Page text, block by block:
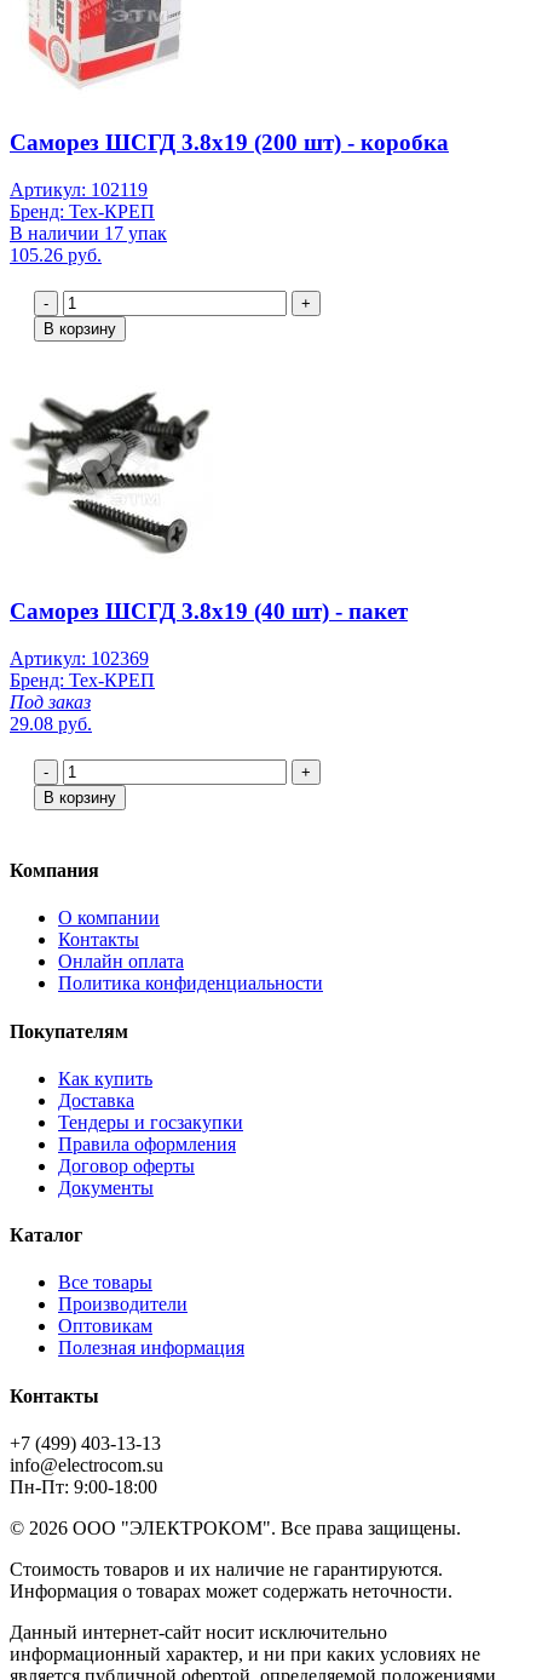
Саморез ШСГД 3.8х19 (200 шт) - коробка
Артикул: 102119
Бренд: Тех-КРЕП
В наличии 17 упак
105.26 руб.
-
+
В корзину
Саморез ШСГД 3.8х19 (40 шт) - пакет
Артикул: 102369
Бренд: Тех-КРЕП
Под заказ
29.08 руб.
-
+
В корзину
Компания
О компании
Контакты
Онлайн оплата
Политика конфиденциальности
Покупателям
Как купить
Доставка
Тендеры и госзакупки
Правила оформления
Договор оферты
Документы
Каталог
Все товары
Производители
Оптовикам
Полезная информация
Контакты
+7 (499) 403-13-13
info@electrocom.su
Пн-Пт: 9:00-18:00
© 2026 ООО "ЭЛЕКТРОКОМ". Все права защищены.
Стоимость товаров и их наличие не гарантируются.
Информация о товарах может содержать неточности.
Данный интернет-сайт носит исключительно
информационный характер, и ни при каких условиях не
является публичной офертой, определяемой положениями